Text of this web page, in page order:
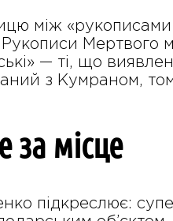
між
Мертвого
— ті, що
з Кумраном,
за місце
підкреслює: